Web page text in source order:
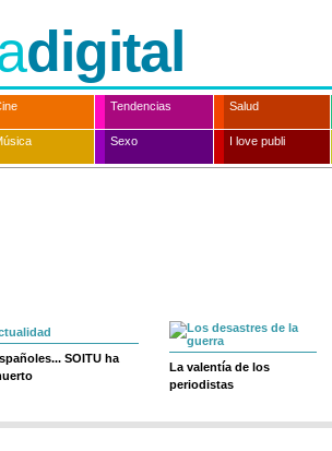
digital
Tendencias Salud
Sexo I love publi
SOITU ha
La valentía de los
periodistas